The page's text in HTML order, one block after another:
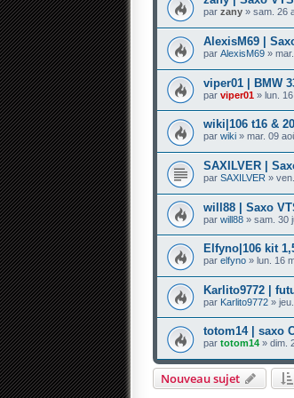
par zany » sam. 26
AlexisM69 |
par AlexisM69 »
viper01 | BMW
par viper01 » lun.
wiki|106 t16 &
par wiki » mar. 09
SAXILVER |
par SAXILVER »
will88 | Saxo
par will88 » sam. 30
Elfyno|106 kit
par elfyno » lun. 16
Karlito9772 |
par Karlito9772 »
totom14 | saxo
par totom14 » dim.
Nouveau sujet